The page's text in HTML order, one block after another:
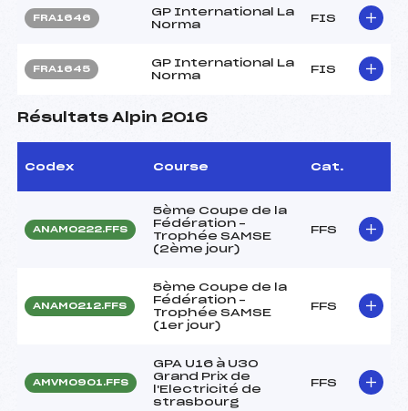
FRA1646
GP International La
Norma
FIS
FRA1645
GP International La
Norma
FIS
Résultats Alpin 2016
Codex Course Cat.
ANAM0222.FFS
5ème Coupe de la
Fédération –
Trophée SAMSE
(2ème jour)
FFS
ANAM0212.FFS
5ème Coupe de la
Fédération –
Trophée SAMSE
(1er jour)
FFS
AMVM0901.FFS
GPA U16 à U30
Grand Prix de
l'Electricité de
strasbourg
FFS